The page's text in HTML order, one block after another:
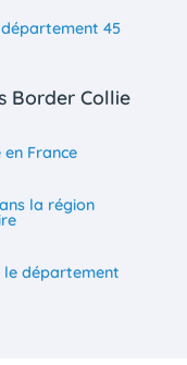
45
Border Collie
France
la région
le département